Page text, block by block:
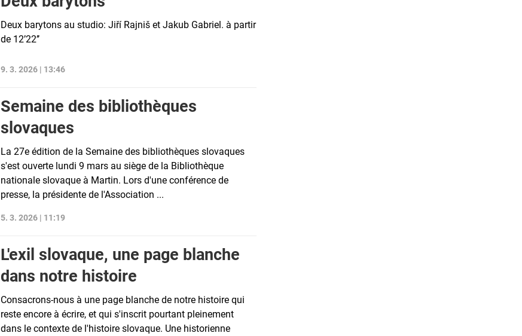
Deux barytons au studio: Jiří Rajniš et Jakub Gabriel. à partir
de 12’22’’
9. 3. 2026 | 13:46
Semaine des bibliothèques
slovaques
La 27e édition de la Semaine des bibliothèques slovaques
s'est ouverte lundi 9 mars au siège de la Bibliothèque
nationale slovaque à Martin. Lors d'une conférence de
presse, la présidente de l'Association ...
5. 3. 2026 | 11:19
L'exil slovaque, une page blanche
dans notre histoire
Consacrons-nous à une page blanche de notre histoire qui
reste encore à écrire, et qui s'inscrit pourtant pleinement
dans le contexte de l'histoire slovaque. Une historienne